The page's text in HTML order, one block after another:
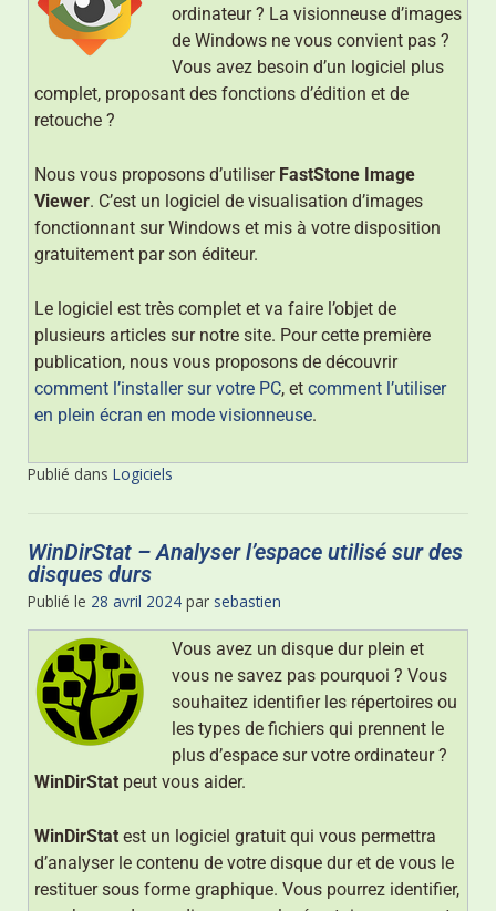
ordinateur ? La visionneuse d’images
de Windows ne vous convient pas ?
Vous avez besoin d’un logiciel plus
complet, proposant des fonctions d’édition et de
retouche ?
Nous vous proposons d’utiliser FastStone Image
Viewer. C’est un logiciel de visualisation d’images
fonctionnant sur Windows et mis à votre disposition
gratuitement par son éditeur.
Le logiciel est très complet et va faire l’objet de
plusieurs articles sur notre site. Pour cette première
publication, nous vous proposons de découvrir
comment l’installer sur votre PC, et comment l’utiliser
en plein écran en mode visionneuse.
Publié dans Logiciels
WinDirStat – Analyser l’espace utilisé sur des
disques durs
Publié le 28 avril 2024 par sebastien
Vous avez un disque dur plein et
vous ne savez pas pourquoi ? Vous
souhaitez identifier les répertoires ou
les types de fichiers qui prennent le
plus d’espace sur votre ordinateur ?
WinDirStat peut vous aider.
WinDirStat est un logiciel gratuit qui vous permettra
d’analyser le contenu de votre disque dur et de vous le
restituer sous forme graphique. Vous pourrez identifier,